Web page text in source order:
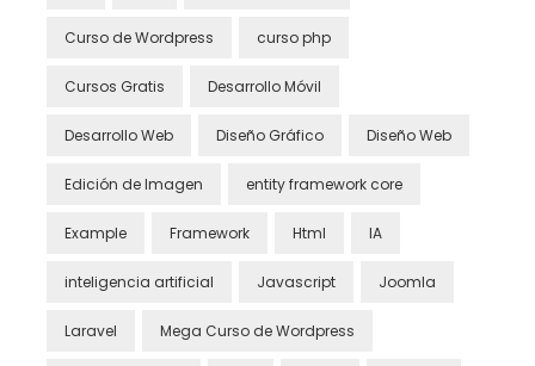
Curso de Wordpress curso php
Cursos Gratis Desarrollo Móvil
Desarrollo Web Diseño Gráfico Diseño Web
Edición de Imagen entity framework core
Example Framework Html IA
inteligencia artificial Javascript Joomla
Laravel Mega Curso de Wordpress